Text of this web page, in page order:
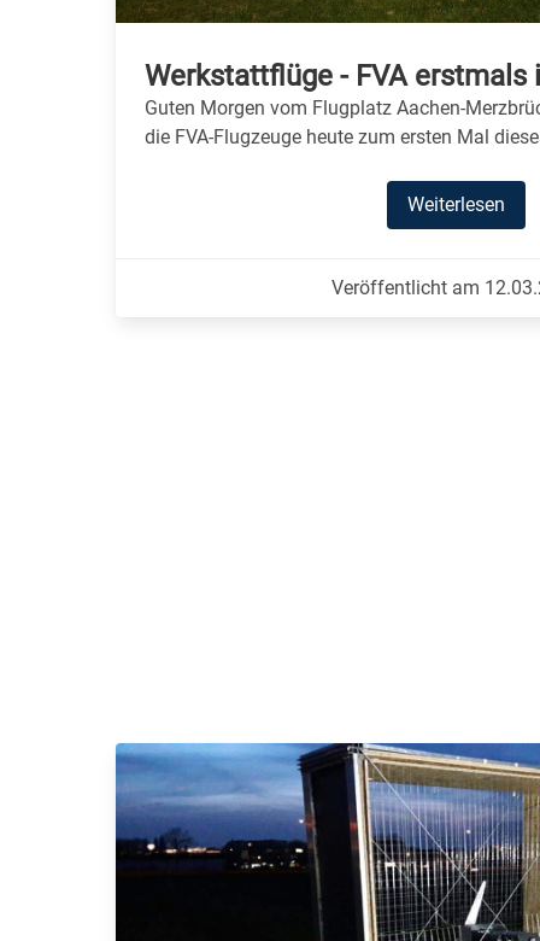
Werkstattflüge - FVA erstmals
Guten Morgen vom Flugplatz Aachen-
die FVA-Flugzeuge heute zum ersten Mal
Weiterlesen
Veröffentlicht am